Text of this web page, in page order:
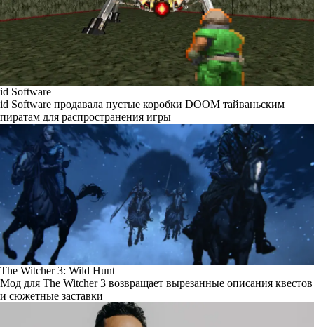
id Software
id Software продавала пустые коробки DOOM тайваньским
пиратам для распространения игры
The Witcher 3: Wild Hunt
Мод для The Witcher 3 возвращает вырезанные описания квестов
и сюжетные заставки